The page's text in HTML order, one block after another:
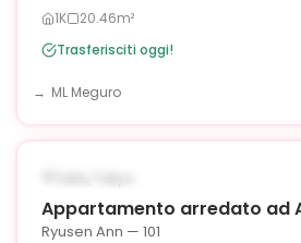
1K
20.46m²
Trasferisciti oggi!
ML Meguro
‹
Appartamento arredato ad
Ryusen Ann — 101